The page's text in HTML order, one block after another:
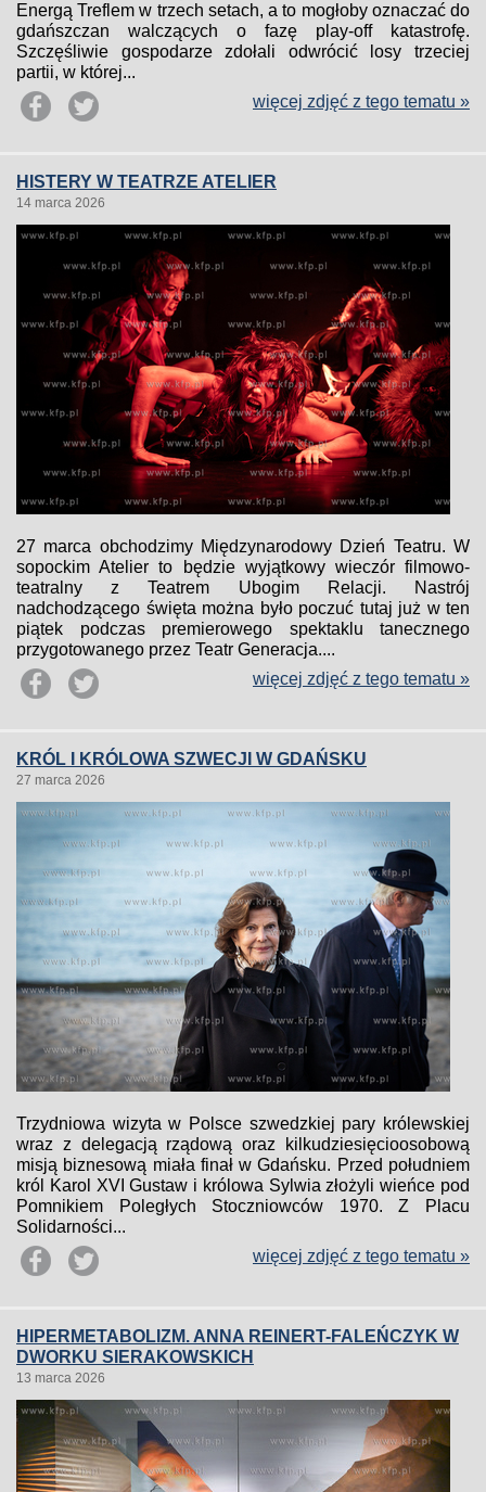
Energą Treflem w trzech setach, a to mogłoby oznaczać do
gdańszczan walczących o fazę play-off katastrofę.
Szczęśliwie gospodarze zdołali odwrócić losy trzeciej
partii, w której...
więcej zdjęć z tego tematu »
HISTERY W TEATRZE ATELIER
14 marca 2026
27 marca obchodzimy Międzynarodowy Dzień Teatru. W
sopockim Atelier to będzie wyjątkowy wieczór filmowo-
teatralny z Teatrem Ubogim Relacji. Nastrój
nadchodzącego święta można było poczuć tutaj już w ten
piątek podczas premierowego spektaklu tanecznego
przygotowanego przez Teatr Generacja....
więcej zdjęć z tego tematu »
KRÓL I KRÓLOWA SZWECJI W GDAŃSKU
27 marca 2026
Trzydniowa wizyta w Polsce szwedzkiej pary królewskiej
wraz z delegacją rządową oraz kilkudziesięcioosobową
misją biznesową miała finał w Gdańsku. Przed południem
król Karol XVI Gustaw i królowa Sylwia złożyli wieńce pod
Pomnikiem Poległych Stoczniowców 1970. Z Placu
Solidarności...
więcej zdjęć z tego tematu »
HIPERMETABOLIZM. ANNA REINERT-FALEŃCZYK W
DWORKU SIERAKOWSKICH
13 marca 2026